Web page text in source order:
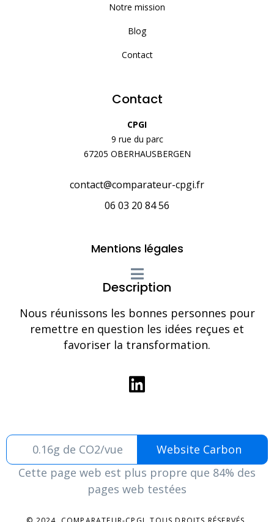
Notre mission
Blog
Contact
Contact
CPGI
9 rue du parc
67205 OBERHAUSBERGEN
contact@comparateur-cpgi.fr
06 03 20 84 56
Mentions légales
Description
Nous réunissons les bonnes personnes pour
remettre en question les idées reçues et
favoriser la transformation.
0.16g de CO2/vue
Website Carbon
Cette page web est plus propre que 84% des
pages web testées